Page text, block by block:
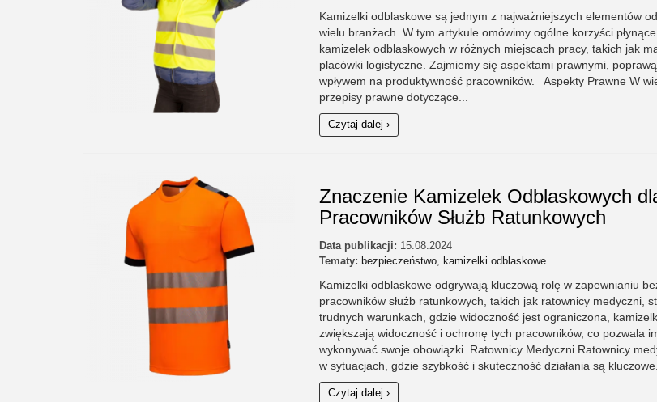
Kamizelki odblaskowe są jednym z najważniejszych elementów
wielu branżach. W tym artykule omówimy ogólne korzyści
kamizelek odblaskowych w różnych miejscach pracy, takich jak
placówki logistyczne. Zajmiemy się aspektami prawnymi,
wpływem na produktywność pracowników. Aspekty Prawne W
przepisy prawne dotyczące...
Czytaj dalej ›
Znaczenie Kamizelek Odblaskowych
Pracowników Służb Ratunkowych
Data publikacji: 15.08.2024
Tematy: bezpieczeństwo, kamizelki odblaskowe
Kamizelki odblaskowe odgrywają kluczową rolę w zapewnianiu
pracowników służb ratunkowych, takich jak ratownicy medyczni,
trudnych warunkach, gdzie widoczność jest ograniczona,
zwiększają widoczność i ochronę tych pracowników, co pozwala
wykonywać swoje obowiązki. Ratownicy Medyczni Ratownicy
w sytuacjach, gdzie szybkość i skuteczność działania są
Czytaj dalej ›